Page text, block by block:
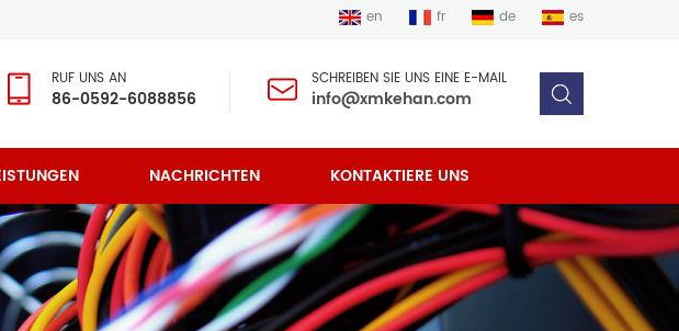
en fr de es
RUF UNS AN
86-0592-6088856
SCHREIBEN SIE UNS EINE E-MAIL
info@xmkehan.com
NACHRICHTEN KONTAKTIERE UNS